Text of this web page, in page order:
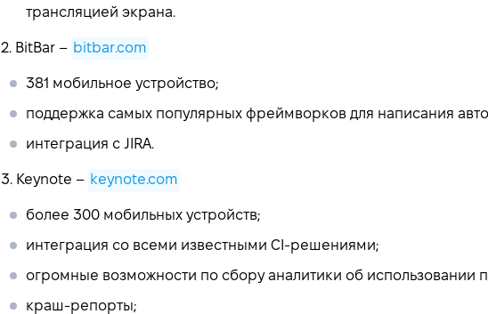
трансляцией экрана.
2. BitBar – bitbar.com
381 мобильное устройство;
поддержка самых популярных фреймворков для написания
интеграция с JIRA.
3. Keynote – keynote.com
более 300 мобильных устройств;
интеграция со всеми известными CI-решениями;
огромные возможности по сбору аналитики об использовании
краш-репорты;